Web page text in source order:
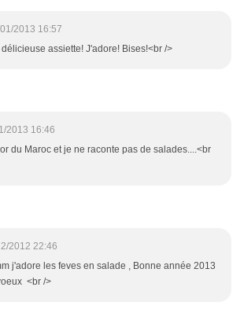
2013 16:57
assiette! J'adore! Bises!<br />
2013 16:46
du Maroc et je ne raconte pas de salades....<br
2012 22:46
j'adore les feves en salade , Bonne année 2013
<br />